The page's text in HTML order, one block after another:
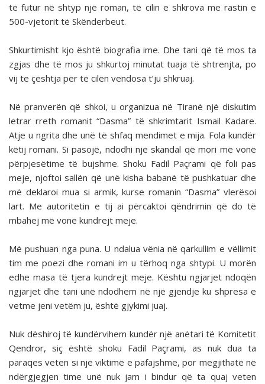
të futur në shtyp një roman, të cilin e shkrova me rastin e
500-vjetorit të Skënderbeut.
Shkurtimisht kjo është biografia ime. Dhe tani që të mos ta
zgjas dhe të mos ju shkurtoj minutat tuaja të shtrenjta, po
vij te çështja për të cilën vendosa t’ju shkruaj.
Në pranverën që shkoi, u organizua në Tiranë një diskutim
letrar rreth romanit “Dasma” të shkrimtarit Ismail Kadare.
Atje u ngrita dhe unë të shfaq mendimet e mija. Fola kundër
këtij romani. Si pasojë, ndodhi një skandal që mori më vonë
përpjesëtime të bujshme. Shoku Fadil Paçrami që foli pas
meje, njoftoi sallën që unë kisha babanë të pushkatuar dhe
më deklaroi mua si armik, kurse romanin “Dasma” vlerësoi
lart. Me autoritetin e tij ai përcaktoi qëndrimin që do të
mbahej më vonë kundrejt meje.
Më pushuan nga puna. U ndalua vënia në qarkullim e vëllimit
tim me poezi dhe romani im u tërhoq nga shtypi. U morën
edhe masa të tjera kundrejt meje. Kështu ngjarjet ndoqën
ngjarjet dhe tani unë ndodhem në një gjendje ku shpresa e
vetme jeni vetëm ju, është gjykimi juaj.
Nuk dëshiroj të kundërvihem kundër një anëtari të Komitetit
Qendror, siç është shoku Fadil Paçrami, as nuk dua ta
paraqes veten si një viktimë e pafajshme, por megjithatë në
ndërgjegjen time unë nuk jam i bindur që ta quaj veten